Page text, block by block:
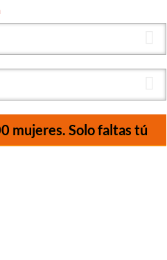
mujeres. Solo faltas tú